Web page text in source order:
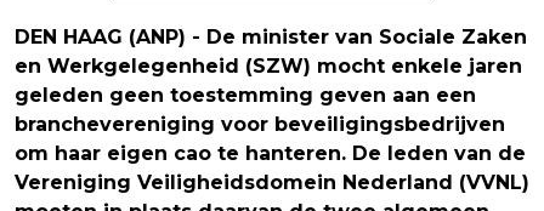
DEN HAAG (ANP) - De minister van Sociale Zaken
en Werkgelegenheid (SZW) mocht enkele jaren
geleden geen toestemming geven aan een
branchevereniging voor beveiligingsbedrijven
om haar eigen cao te hanteren. De leden van de
Vereniging Veiligheidsdomein Nederland (VVNL)